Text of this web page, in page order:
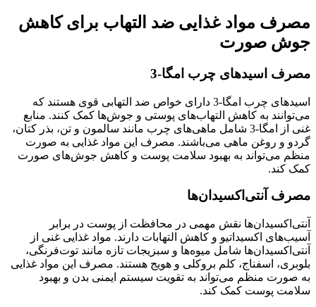
مصرف مواد غذایی ضد التهاب برای کاهش
جوش صورت
مصرف اسیدهای چرب امگا-3
اسیدهای چرب امگا-3 دارای خواص ضد التهابی قوی هستند که
می‌توانند به کاهش التهاب‌های پوستی و جوش‌ها کمک کنند. منابع
غنی از امگا-3 شامل ماهی‌های چرب مانند سالمون و تن، بذر کتان،
گردو و روغن ماهی می‌باشند. مصرف این مواد غذایی به صورت
منظم می‌تواند به بهبود سلامت پوست و کاهش جوش‌های صورت
کمک کند.
مصرف آنتی‌اکسیدان‌ها
آنتی‌اکسیدان‌ها نقش مهمی در محافظت از پوست در برابر
آسیب‌های اکسیداتیو و کاهش التهابات دارند. مواد غذایی غنی از
آنتی‌اکسیدان‌ها شامل میوه‌ها و سبزیجات تازه مانند توت‌فرنگی،
بلوبری، اسفناج، کلم بروکلی و هویج هستند. مصرف این مواد غذایی
به صورت منظم می‌تواند به تقویت سیستم ایمنی بدن و بهبود
سلامت پوست کمک کند.